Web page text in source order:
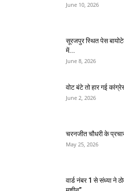
June 10, 2026
सूरजपुर स्थित पेस
में...
June 8, 2026
वोट बंटे तो हार गई
June 2, 2026
चरनजीत चौधरी के
May 25, 2026
वार्ड नंबर 1 से संध्या ने